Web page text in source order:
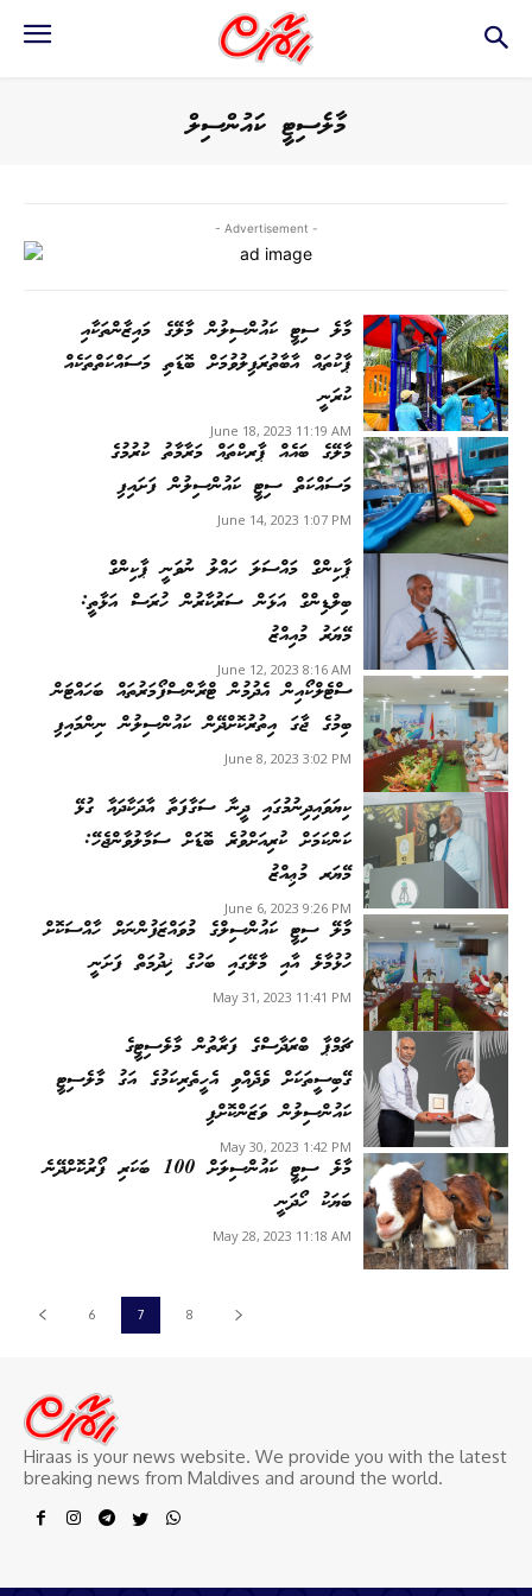
މާލެސިޓީ ކައުންސިލް
- Advertisement -
މާލެ ސިޓީ ކައުންސިލުން މާލޭގެ މައިޒާންތަކާއި
ޕާކުތައް އާބާތުރަފިލުވުމަށް ބޮޑަތި މަސައްކަތްތަކެއް
ކުރަނީ
June 18, 2023 11:19 AM
މާލޭގެ ބައެއް ޕާރކްތައް މަރާމާތު ކުރުމުގެ
މަސައްކަތް ސިޓީ ކައުންސިލުން ފަށައިފި
June 14, 2023 1:07 PM
ޕާކިންގް މައްސަލަ ހައްލު ނުވަނީ ޕާކިންގް
ބިލްޑިންގް އަޅަން ސަރުކާރުން ހުރަސް އަޅާތީ:
މޭޔަރު މުއިއްޒު
June 12, 2023 8:16 AM
ސްޓެލްކޯއިން އެދުމުން ޓްރާންސްފޯމަރުތައް ބަހައްޓަން
ބިމުގެ ޖާގަ އިތުރުކޮށްދޭން ކައުންސިލުން ނިންމައިފި
June 8, 2023 3:02 PM
ކިޔަވައިދިނުމުގައި ދީނާ ސަގާފަތާ އާދަކާދައާ ގުޅޭ
ކަންކަމަށް ކުރިއަށްވުރެ ބޮޑަށް ސަމާލުވާންޖެހޭ:
މޭޔަރ މުޢިއްޒު
June 6, 2023 9:26 PM
މާލޭ ސިޓީ ކައުންސިލްގެ މުވައްޒަފުންނަށް ހާއްސަކޮށް
ހުޅުމާލެ އާއި މާލޭގައި ބަހުގެ ޚިދުމަތް ފަށަނީ
May 31, 2023 11:41 PM
ޗަމްޕާ ބްރަދާސްގެ ފަރާތުން މާލެސިޓީގެ
ގޭބިސީތަކަށް ވެދެއްވި އެހީތެރިކަމުގެ އަގު މާލެސިޓީ
ކައުންސިލުން ވަޒަންކޮށްފި
May 30, 2023 1:42 PM
މާލެ ސިޓީ ކައުންސިލަށް 100 ބަކަރި ފޯރުކޮށްދޭނެ
ބަޔަކު ހޯދަނީ
May 28, 2023 11:18 AM
6 7 8
Hiraas is your news website. We provide you with the latest
breaking news from Maldives and around the world.